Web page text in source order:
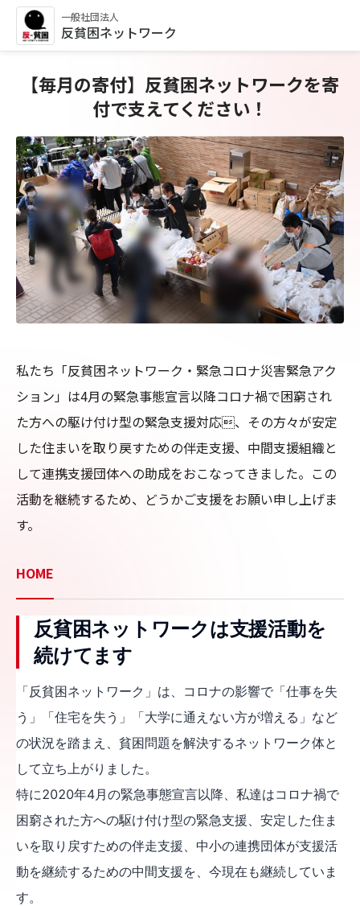
一般社団法人
反貧困ネットワーク
【毎月の寄付】反貧困ネットワークを寄
付で支えてください！
私たち「反貧困ネットワーク・緊急コロナ災害緊急アク
ション」は4月の緊急事態宣言以降コロナ禍で困窮され
た方への駆け付け型の緊急支援対応、その方々が安定
した住まいを取り戻すための伴走支援、中間支援組織と
して連携支援団体への助成をおこなってきました。この
活動を継続するため、どうかご支援をお願い申し上げま
す。
HOME
反貧困ネットワークは支援活動を
続けてます
「反貧困ネットワーク」は、コロナの影響で「仕事を失
う」「住宅を失う」「大学に通えない方が増える」など
の状況を踏まえ、貧困問題を解決するネットワーク体と
して立ち上がりました。
特に2020年4月の緊急事態宣言以降、私達はコロナ禍で
困窮された方への駆け付け型の緊急支援、安定した住ま
いを取り戻すための伴走支援、中小の連携団体が支援活
動を継続するための中間支援を、今現在も継続していま
す。